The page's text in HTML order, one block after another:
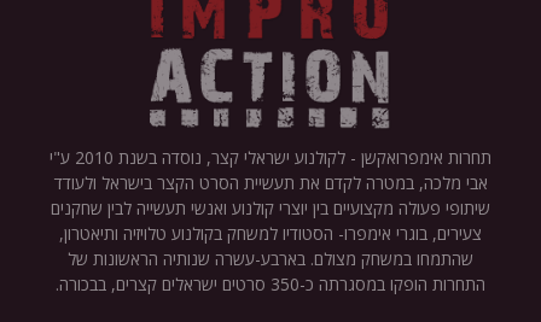
תחרות אימפרואקשן - לקולנוע ישראלי קצר, נוסדה בשנת 2010 ע"י
אבי מלכה, במטרה לקדם את תעשיית הסרט הקצר בישראל ולעודד
שיתופי פעולה מקצועיים בין יוצרי קולנוע ואנשי תעשייה לבין שחקנים
צעירים, בוגרי אימפרו- הסטודיו למשחק בקולנוע טלויזיה ותיאטרון,
שהתמחו במשחק מצולם. בארבע-עשרה שנותיה הראשונות של
התחרות הופקו במסגרתה כ-350 סרטים ישראלים קצרים, בבכורה.